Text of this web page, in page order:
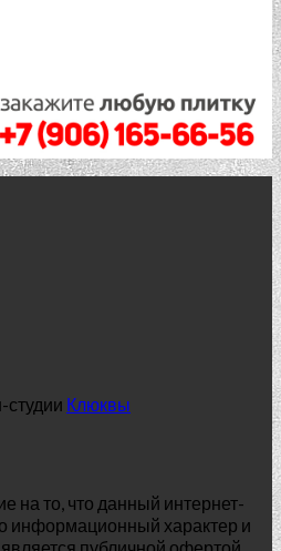
Клюквы
то, что данный интернет-
информационный характер и